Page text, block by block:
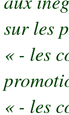
sur les
« - les
« - les